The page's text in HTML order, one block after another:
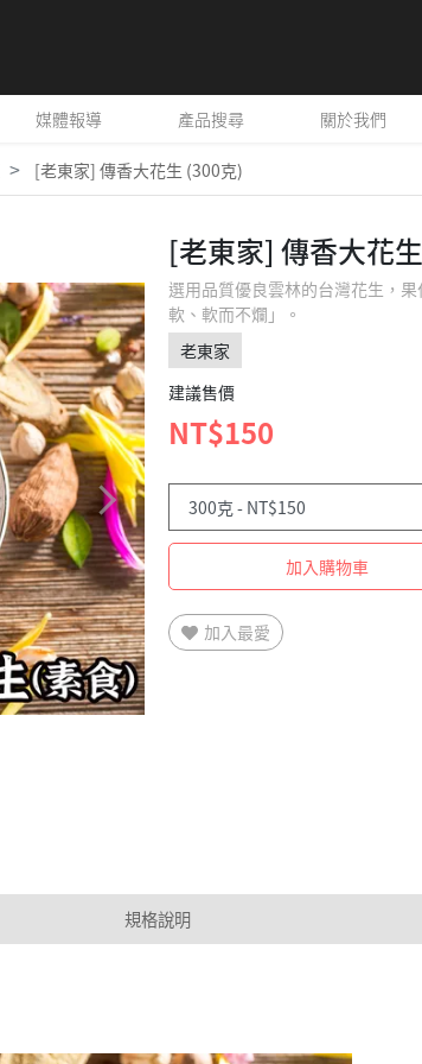
媒體報導 產品搜尋 關於我們
[老東家] 傳香大花生 (300克)
[老東家] 傳香大花
選用品質優良雲林的台灣花生，
軟、軟而不爛」。
老東家
建議售價
NT$150
加入購物車
加入最愛
規格說明